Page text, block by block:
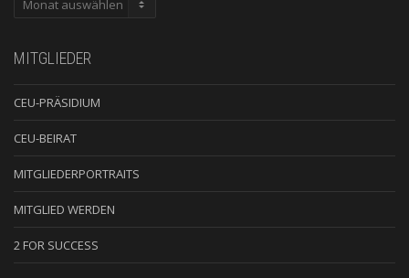
MITGLIEDER
CEU-PRÄSIDIUM
CEU-BEIRAT
MITGLIEDERPORTRAITS
MITGLIED WERDEN
2 FOR SUCCESS